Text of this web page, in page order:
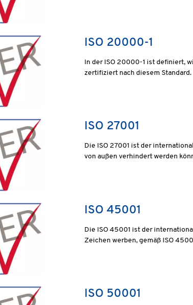
ISO 20000-1
In der ISO 20000-1 ist definiert,
zertifiziert nach diesem Standard.
ISO 27001
Die ISO 27001 ist der
von außen verhindert werden
ISO 45001
Die ISO 45001 ist der
Zeichen werben, gemäß ISO
ISO 50001